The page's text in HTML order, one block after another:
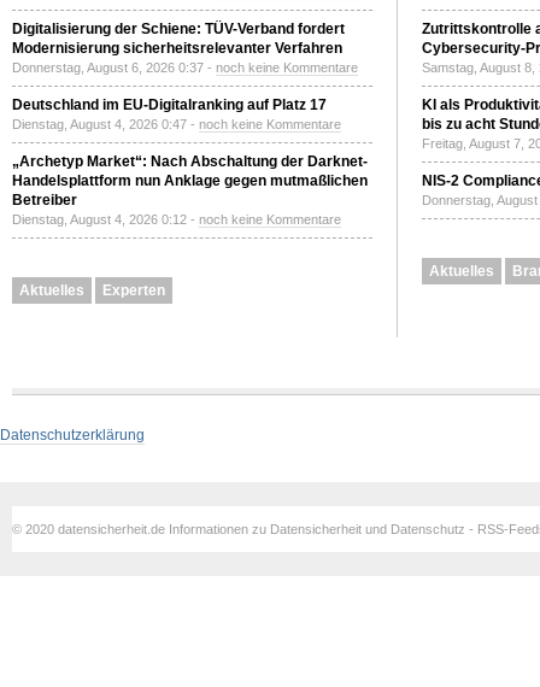
Digitalisierung der Schiene: TÜV-Verband fordert
Modernisierung sicherheitsrelevanter Verfahren
Donnerstag, August 6, 2026 0:37 - noch keine Kommentare
Deutschland im EU-Digitalranking auf Platz 17
Dienstag, August 4, 2026 0:47 - noch keine Kommentare
„Archetyp Market“: Nach Abschaltung der Darknet-
Handelsplattform nun Anklage gegen mutmaßlichen
Betreiber
Dienstag, August 4, 2026 0:12 - noch keine Kommentare
Aktuelles Experten
Zutrittskontrolle
Cybersecurity-
Samstag, August
KI als
bis zu acht
Freitag, August 7,
NIS-2
Donnerstag,
Aktuelles
Datenschutzerklärung
© 2020 datensicherheit.de Informationen zu Datensicherheit und Datenschutz - RSS-